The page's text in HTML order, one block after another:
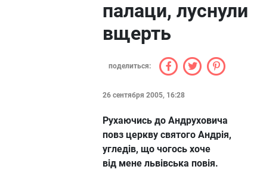
палаци, луснули
вщерть
поделиться:
26 сентября 2005, 16:28
Рухаючись до Андруховича
повз церкву святого Андрія,
угледів, що чогось хоче
від мене львівська повія.